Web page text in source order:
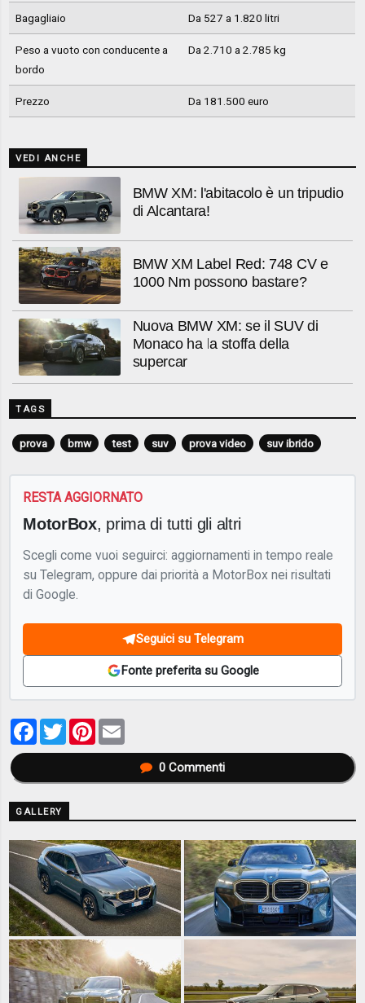
Bagagliaio Da 527 a 1.820 litri
Peso a vuoto con conducente a
bordo
Da 2.710 a 2.785 kg
Prezzo Da 181.500 euro
VEDI ANCHE
BMW XM: l'abitacolo è un tripudio
di Alcantara!
BMW XM Label Red: 748 CV e
1000 Nm possono bastare?
Nuova BMW XM: se il SUV di
Monaco ha la stoffa della
supercar
TAGS
prova bmw test suv prova video suv ibrido
RESTA AGGIORNATO
MotorBox, prima di tutti gli altri
Scegli come vuoi seguirci: aggiornamenti in tempo reale
su Telegram, oppure dai priorità a MotorBox nei risultati
di Google.
Seguici su Telegram
Fonte preferita su Google
Facebook
TwitterPinterest
0Commenti
GALLERY